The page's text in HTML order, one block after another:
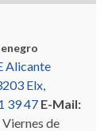
Alicante
Elx,
39 47 E-Mail:
Viernes de